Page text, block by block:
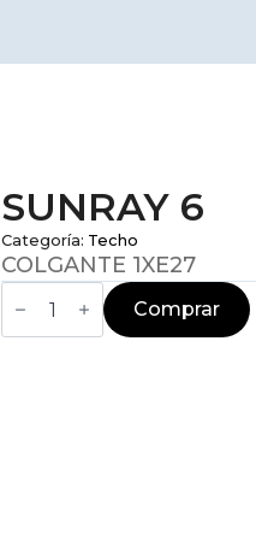
SUNRAY 6
Categoría: Techo
COLGANTE 1XE27
SUNRAY
Comprar